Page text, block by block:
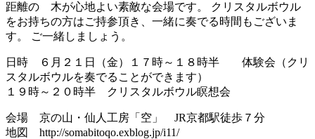
距離の 木が心地よい素敵な会場です。 クリスタルボウル
をお持ちの方はご持参頂き、一緒に奏でる時間もございま
す。 ご一緒しましょう。
日時 ６月２１日（金）１７時～１８時半 体験会（クリ
スタルボウルを奏でることができます）
１９時～２０時半 クリスタルボウル瞑想会
会場 京の山・仙人工房「空」 JR京都駅徒歩７分
地図 http://somabitoqo.exblog.jp/i11/